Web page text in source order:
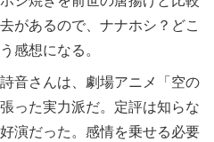
があるので、ナナホシ？どこ
感想になる。
音さんは、劇場アニメ「空の
った実力派だ。定評は知らな
演だった。感情を乗せる必要